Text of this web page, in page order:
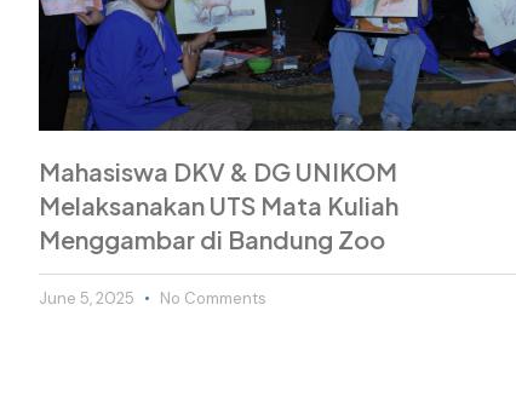
Mahasiswa DKV & DG UNIKOM
Melaksanakan UTS Mata Kuliah
Menggambar di Bandung Zoo
June 5, 2025 No Comments